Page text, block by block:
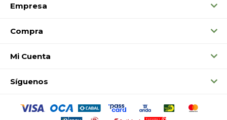
Empresa
Compra
Mi Cuenta
Síguenos